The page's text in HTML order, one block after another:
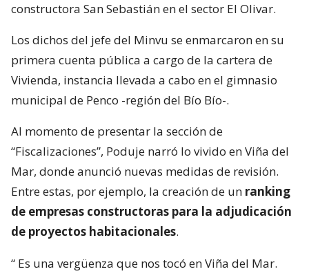
constructora San Sebastián en el sector El Olivar.
Los dichos del jefe del Minvu se enmarcaron en su
primera cuenta pública a cargo de la cartera de
Vivienda, instancia llevada a cabo en el gimnasio
municipal de Penco -región del Bío Bío-.
Al momento de presentar la sección de
“Fiscalizaciones”, Poduje narró lo vivido en Viña del
Mar, donde anunció nuevas medidas de revisión.
Entre estas, por ejemplo, la creación de un ranking
de empresas constructoras para la adjudicación
de proyectos habitacionales.
“ Es una vergüenza que nos tocó en Viña del Mar.